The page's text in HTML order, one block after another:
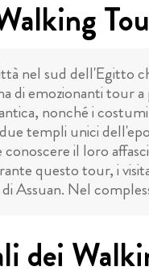
nel sud dell'Egitto
di emozionanti tour
nonché i
templi unici
il loro
questo tour, i
Assuan. Nel
dei